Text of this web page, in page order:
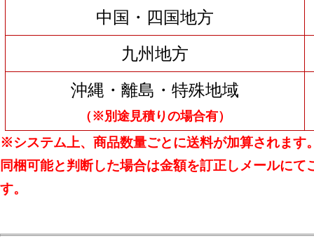
中国・四国地方
九州地方
沖縄・離島・特殊地域
（※別途見積りの場合有）
※システム上、商品数量ごとに送料が加算されます
同梱可能と判断した場合は金額を訂正しメールにて
す。